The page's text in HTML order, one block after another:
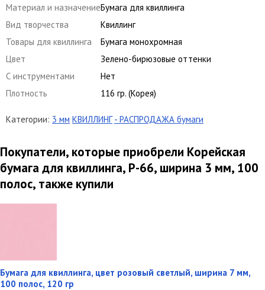
Материал и назначениеБумага для квиллинга
Вид творчества
Квиллинг
Товары для квиллинга
Бумага монохромная
Цвет
Зелено-бирюзовые оттенки
С инструментами
Нет
Плотность
116 гр. (Корея)
Категории: 3 мм КВИЛЛИНГ - РАСПРОДАЖА бумаги
Покупатели, которые приобрели Корейская
бумага для квиллинга, P-66, ширина 3 мм, 100
полос, также купили
Бумага для квиллинга, цвет розовый светлый, ширина 7 мм,
100 полос, 120 гр